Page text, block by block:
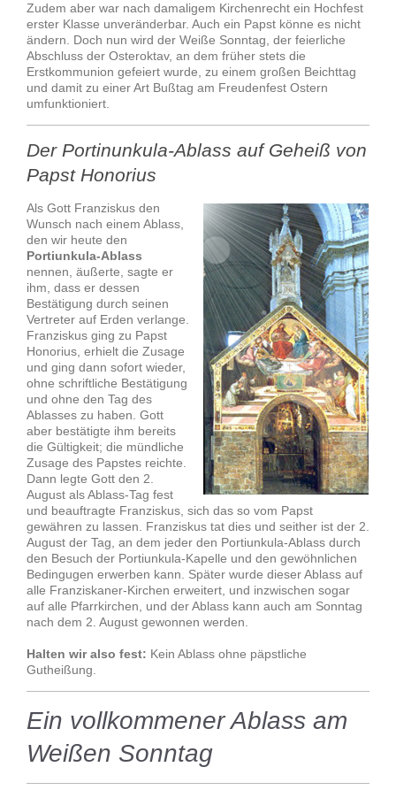
Zudem aber war nach damaligem Kirchenrecht ein Hochfest
erster Klasse unveränderbar. Auch ein Papst könne es nicht
ändern. Doch nun wird der Weiße Sonntag, der feierliche
Abschluss der Osteroktav, an dem früher stets die
Erstkommunion gefeiert wurde, zu einem großen Beichttag
und damit zu einer Art Bußtag am Freudenfest Ostern
umfunktioniert.
Der Portinunkula-Ablass auf Geheiß von
Papst Honorius
Als Gott Franziskus den
Wunsch nach einem Ablass,
den wir heute den
Portiunkula-Ablass
nennen, äußerte, sagte er
ihm, dass er dessen
Bestätigung durch seinen
Vertreter auf Erden verlange.
Franziskus ging zu Papst
Honorius, erhielt die Zusage
und ging dann sofort wieder,
ohne schriftliche Bestätigung
und ohne den Tag des
Ablasses zu haben. Gott
aber bestätigte ihm bereits
die Gültigkeit; die mündliche
Zusage des Papstes reichte.
Dann legte Gott den 2.
August als Ablass-Tag fest
und beauftragte Franziskus, sich das so vom Papst
gewähren zu lassen. Franziskus tat dies und seither ist der 2.
August der Tag, an dem jeder den Portiunkula-Ablass durch
den Besuch der Portiunkula-Kapelle und den gewöhnlichen
Bedingugen erwerben kann. Später wurde dieser Ablass auf
alle Franziskaner-Kirchen erweitert, und inzwischen sogar
auf alle Pfarrkirchen, und der Ablass kann auch am Sonntag
nach dem 2. August gewonnen werden.
Halten wir also fest: Kein Ablass ohne päpstliche
Gutheißung.
Ein vollkommener Ablass am
Weißen Sonntag